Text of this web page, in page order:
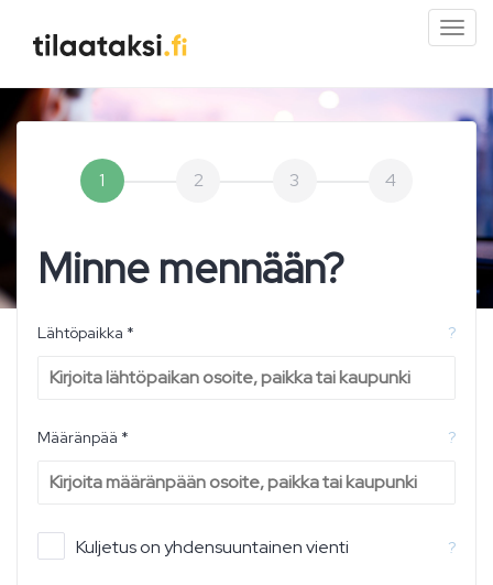
1 2 3 4
Minne mennään?
Lähtöpaikka * ?
Määränpää * ?
Kuljetus on yhdensuuntainen vienti ?